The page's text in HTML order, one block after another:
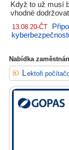
Když to už musí
vhodné
13.08.20-ČT
Nabídka
Lektoři